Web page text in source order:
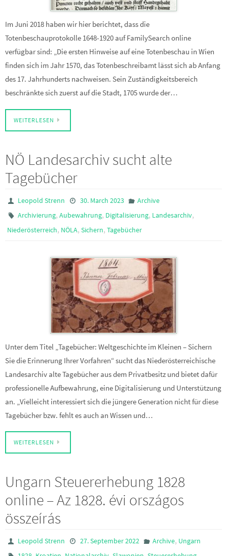
Im Juni 2018 haben wir hier berichtet, dass die
Totenbeschauprotokolle 1648-1920 auf FamilySearch online
verfügbar sind: „Die ersten Hinweise auf eine Totenbeschau in Wien
finden sich im Jahr 1570, das Totenbeschreibamt lässt sich ab Anfang
des 17. Jahrhunderts nachweisen. Sein Zuständigkeitsbereich
beschränkte sich zuerst auf die Stadt, 1705 wurde der…
WEITERLESEN
NÖ Landesarchiv sucht alte
Tagebücher
Leopold Strenn 30. March 2023
Archive
Archivierung,Aubewahrung, Digitalisierung, Landesarchiv,
Niederösterreich, NÖLA, Sichern, Tagebücher
Unter dem Titel „Tagebücher: Weltgeschichte im Kleinen – Sichern
Sie die Erinnerung Ihrer Vorfahren“ sucht das Niederösterreichische
Landesarchiv alte Tagebücher aus dem Privatbesitz und bietet dafür
professionelle Aufbewahrung, eine Digitalisierung und Unterstützung
an. „Vielleicht interessiert sich die jüngere Generation nicht für diese
Tagebücher bzw. fehlt es auch an Wissen und…
WEITERLESEN
Ungarn Steuererhebung 1828
online – Az 1828. évi országos
összeírás
Leopold Strenn 27. September 2022 Archive, Ungarn